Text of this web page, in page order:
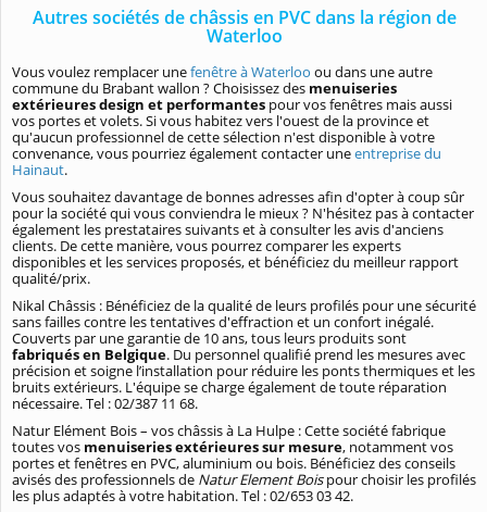
Autres sociétés de châssis en PVC dans la région de
Waterloo
Vous voulez remplacer unefenêtre à Waterloo ou dans une autre
commune du Brabant wallon ? Choisissez des menuiseries
extérieures design et performantes pour vos fenêtres mais aussi
vos portes et volets. Si vous habitez vers l'ouest de la province et
qu'aucun professionnel de cette sélection n'est disponible à votre
convenance, vous pourriez également contacter uneentreprise du
Hainaut.
Vous souhaitez davantage de bonnes adresses afin d'opter à coup sûr
pour la société qui vous conviendra le mieux ? N'hésitez pas à contacter
également les prestataires suivants et à consulter les avis d'anciens
clients. De cette manière, vous pourrez comparer les experts
disponibles et les services proposés, et bénéficiez du meilleur rapport
qualité/prix.
Nikal Châssis : Bénéficiez de laqualité de leurs profilés pour une sécurité
sans failles contre les tentatives d'effraction et un confort inégalé.
Couverts par une garantie de 10 ans, tous leurs produits sont
fabriqués en Belgique. Du personnel qualifié prend les mesures avec
précision et soigne l’installation pour réduire les ponts thermiques et les
bruits extérieurs. L'équipe se charge également de toute réparation
nécessaire. Tel : 02/387 11 68.
Natur Elément Bois – vos châssis à La Hulpe : Cette société fabrique
toutes vos menuiseries extérieures sur mesure, notamment vos
portes et fenêtres en PVC, aluminium ou bois. Bénéficiez des conseils
avisés des professionnels de Natur Element Boispour choisir les profilés
les plus adaptés à votre habitation. Tel : 02/653 03 42.